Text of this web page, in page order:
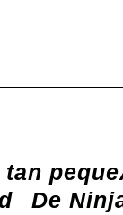
tan
De